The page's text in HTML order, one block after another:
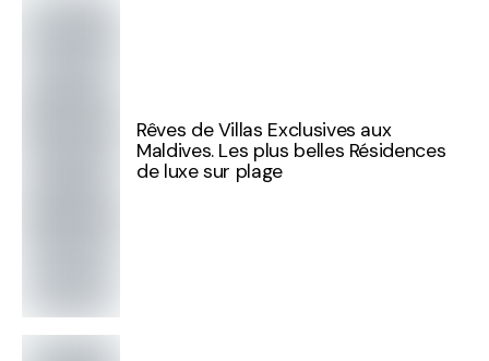
Rêves de Villas Exclusives aux
Maldives. Les plus belles Résidences
de luxe sur plage